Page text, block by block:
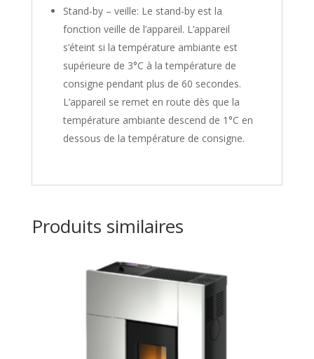
Stand-by – veille: Le stand-by est la
fonction veille de l’appareil. L’appareil
s’éteint si la température ambiante est
supérieure de 3°C à la température de
consigne pendant plus de 60 secondes.
L’appareil se remet en route dès que la
température ambiante descend de 1°C en
dessous de la température de consigne.
Produits similaires